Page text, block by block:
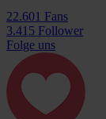
22.601 Fans
3.415 Follower
Folge uns